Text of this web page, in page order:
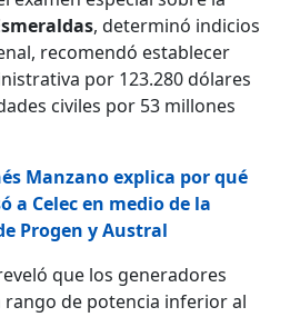
, determinó indicios
recomendó establecer
por 123.280 dólares
civiles por 53 millones
Manzano explica por qué
a Celec en medio de la
Progen y Austral
que los generadores
de potencia inferior al